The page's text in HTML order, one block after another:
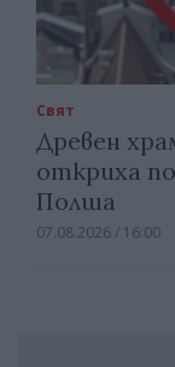
Свят
Древен
откриха
Полша
07.08.2026 / 16:00